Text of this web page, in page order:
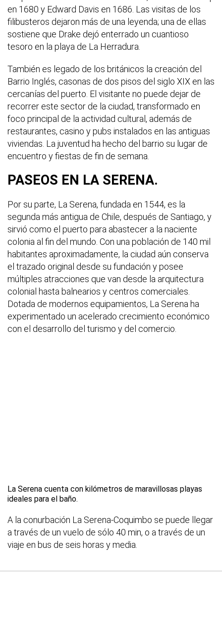
en 1680 y Edward Davis en 1686. Las visitas de los
filibusteros dejaron más de una leyenda; una de ellas
sostiene que Drake dejó enterrado un cuantioso
tesoro en la playa de La Herradura.
También es legado de los británicos la creación del
Barrio Inglés, casonas de dos pisos del siglo XIX en las
cercanías del puerto. El visitante no puede dejar de
recorrer este sector de la ciudad, transformado en
foco principal de la actividad cultural, además de
restaurantes, casino y pubs instalados en las antiguas
viviendas. La juventud ha hecho del barrio su lugar de
encuentro y fiestas de fin de semana.
PASEOS EN LA SERENA.
Por su parte, La Serena, fundada en 1544, es la
segunda más antigua de Chile, después de Santiago, y
sirvió como el puerto para abastecer a la naciente
colonia al fin del mundo. Con una población de 140 mil
habitantes aproximadamente, la ciudad aún conserva
el trazado original desde su fundación y posee
múltiples atracciones que van desde la arquitectura
colonial hasta balnearios y centros comerciales.
Dotada de modernos equipamientos, La Serena ha
experimentado un acelerado crecimiento económico
con el desarrollo del turismo y del comercio.
La Serena cuenta con kilómetros de maravillosas playas
ideales para el baño.
A la conurbación La Serena-Coquimbo se puede llegar
a través de un vuelo de sólo 40 min, o a través de un
viaje en bus de seis horas y media.